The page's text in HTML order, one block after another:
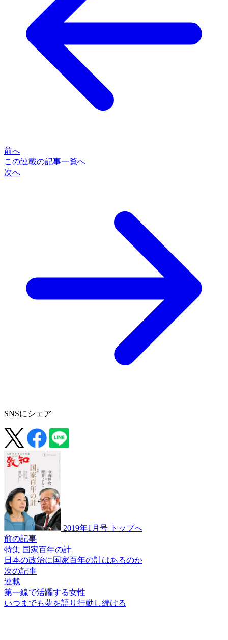
前へ
この連載の記事一覧へ
次へ
SNSにシェア
2019年1月号 トップへ
前の記事
特集 国家百年の計
日本の政治に 国家百年の計はあるのか
次の記事
連載
第一線で活躍する女性
いつまでも夢を語り 行動し続ける